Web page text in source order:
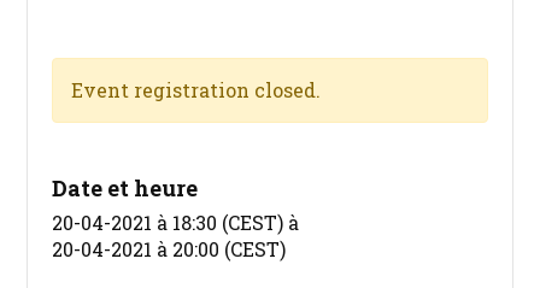
Event registration closed.
Date et heure
20-04-2021 à 18:30 (CEST) à
20-04-2021 à 20:00 (CEST)